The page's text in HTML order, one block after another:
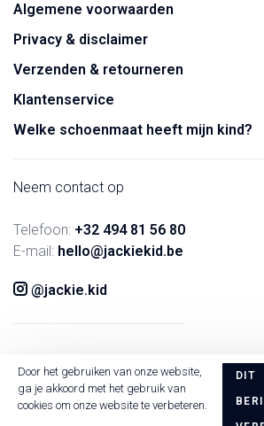
Algemene voorwaarden
Privacy & disclaimer
Verzenden & retourneren
Klantenservice
Welke schoenmaat heeft mijn kind?
Neem contact op
Telefoon: +32 494 81 56 80
E-mail: hello@jackiekid.be
@jackie.kid
Door het gebruiken van onze website,
ga je akkoord met het gebruik van
cookies om onze website te verbeteren.
DIT